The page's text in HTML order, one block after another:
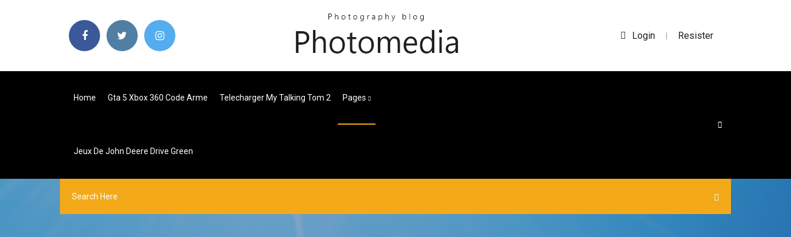
Login | Resister
Home Gta 5 Xbox 360 Code Arme Telecharger My Talking Tom 2 Pages
Jeux De John Deere Drive Green